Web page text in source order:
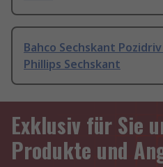
Bahco Sechskant
Phillips Sechskant
Exklusiv für Sie
Produkte und